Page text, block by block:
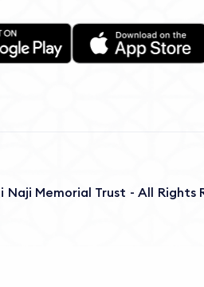
Naji Memorial Trust - All Rights